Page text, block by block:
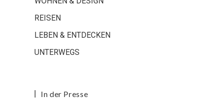
REISEN
LEBEN & ENTDECKEN
UNTERWEGS
In der Presse